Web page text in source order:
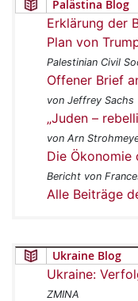
Palästina Blog
Erklärung der
Plan von
Palestinian Civil
Offener Brief
von Jeffrey Sachs
„Juden –
von Arn
Die Ökonomie
Bericht von
Alle Beiträge
Ukraine Blog
Ukraine:
ZMINA